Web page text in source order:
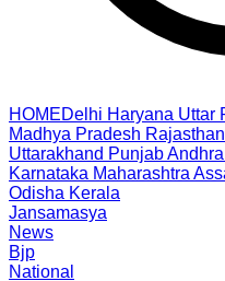
HOMEDelhi Haryana Uttar
Madhya Pradesh Rajasthan
Uttarakhand Punjab
Karnataka Maharashtra
Odisha Kerala
Jansamasya
News
Bjp
National